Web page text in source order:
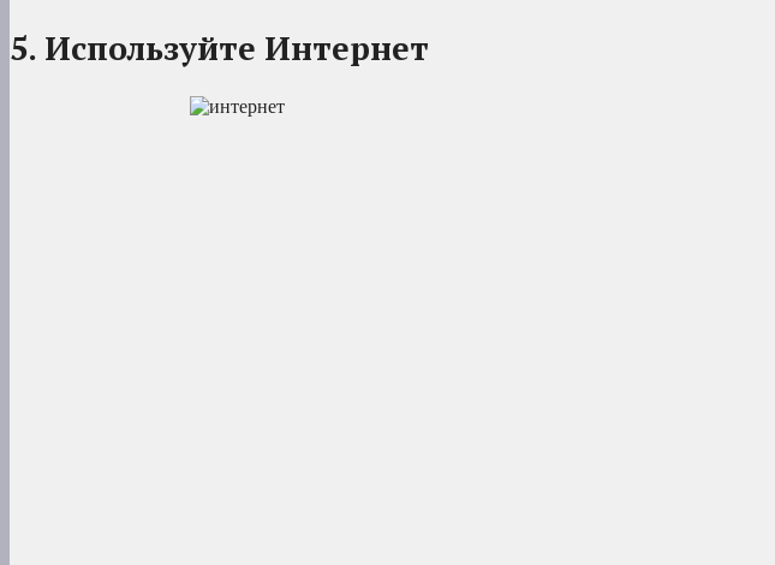
5. Используйте Интернет